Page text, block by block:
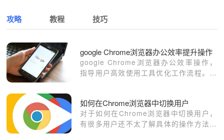
攻略 教程 技巧
google Chrome浏览器办公效率提升操作
google Chrome浏览器办公效率操作，
指导用户高效使用工具优化工作流程。通
如何在Chrome浏览器中切换用户
对于如何在Chrome浏览器中切换用户，
有很多用户还不太了解具体的操作方法，